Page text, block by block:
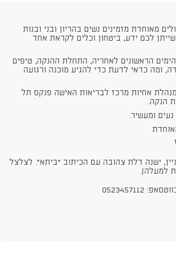
קופת חולים מאוחדת מזמינים נשים בהריון ובני ובנות
לכם ידע, ביטחון וכלים לקראת אחד
הראשונים לאחריה, התחלת ההנקה, טיפים
ומה כדאי לדעת כדי להגיע מוכנה ורגועה
מנהלת אחיות מרכז לבריאות האישה פנקס תל
הנקה.
ומעשיר.
ישנה דלת צהובה עם הכיתוב "ביתא". לצלצל
למעלה).